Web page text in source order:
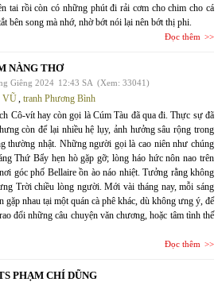
tai rồi còn có những phút đi rải cơm cho chim cho cá
bên song mà nhớ, nhờ bớt nói lại nên bớt thị phi.
Đọc thêm
NÀNG THƠ
Giêng 2024 12:43 SA (Xem: 33041)
VŨ, tranh Phương Bình
Cô-vít hay còn gọi là Cúm Tàu đã qua đi. Thực sự đã
còn để lại nhiều hệ lụy, ảnh hưởng sâu rộng trong
thường nhật. Những người gọi là cao niên như chúng
Thứ Bẩy hẹn hò gặp gỡ; lòng háo hức nôn nao trên
góc phố Bellaire ồn ào náo nhiệt. Tưởng rằng không
Trời chiều lòng người. Mới vài tháng nay, mỗi sáng
nhau tại một quán cà phê khác, dù không ưng ý, để
đổi những câu chuyện văn chương, hoặc tâm tình thế
Đọc thêm
PHẠM CHÍ DŨNG